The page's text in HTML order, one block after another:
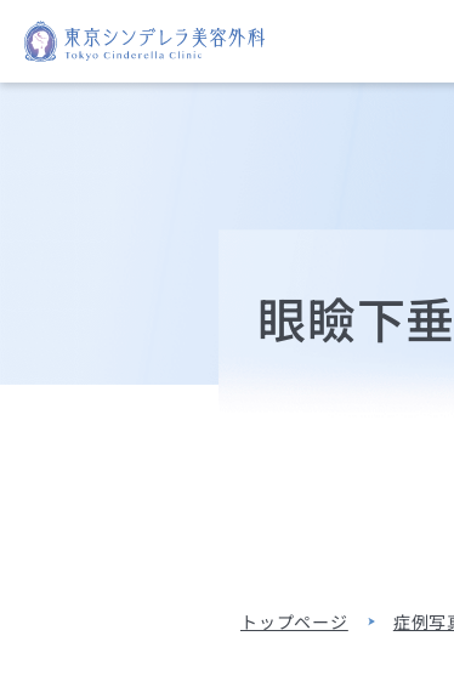
眼瞼下
トップページ 症例写